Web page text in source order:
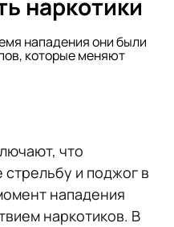
наркотики
нападения они были
которые меняют
что
и поджог в
нападения
наркотиков. В